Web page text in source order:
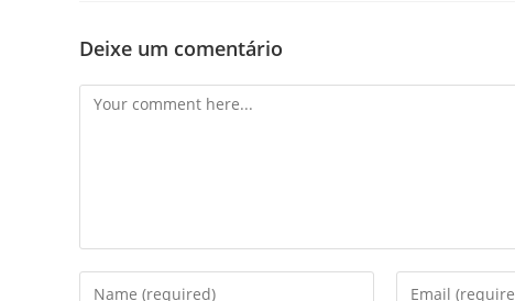
Deixe um comentário